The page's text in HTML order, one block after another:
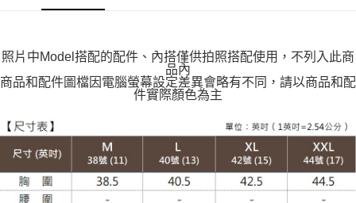
萊爾富取貨付款
付款後萊爾富取貨
每筆NT$100，滿NT$988(含以上)免運費
每筆NT$100，滿NT$988(含以上)免運費
付款後7-11取貨
每筆NT$100，滿NT$988(含以上)免運費
照片中Model搭配的配件、內搭僅供拍照搭配使用，不列入此商
品內
商品和配件圖檔因電腦螢幕設定差異會略有不同，請以商品和配
件實際顏色為主